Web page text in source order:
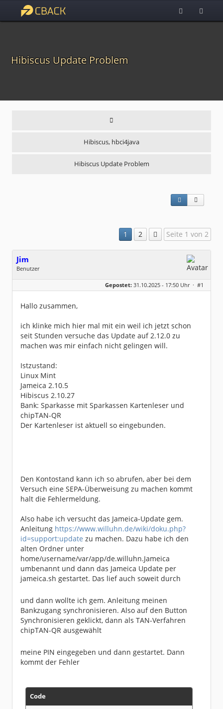
Hibiscus Update Problem
Hibiscus, hbci4java
Hibiscus Update Problem
1 2 Seite 1 von 2
Jim
Benutzer
Geschlecht:
keine Angabe
Dabei seit:
10 / 2025
Gepostet: 31.10.2025 - 17:50 Uhr · #1
Hallo zusammen,
ich klinke mich hier mal mit ein weil ich jetzt schon
seit Stunden versuche das Update auf 2.12.0 zu
machen was mir einfach nicht gelingen will.
Istzustand:
Linux Mint
Jameica 2.10.5
Hibiscus 2.10.27
Bank: Sparkasse mit Sparkassen Kartenleser und
chipTAN-QR
Der Kartenleser ist aktuell so eingebunden.
Den Kontostand kann ich so abrufen, aber bei dem
Versuch eine SEPA-Überweisung zu machen kommt
halt die Fehlermeldung.
Also habe ich versucht das Jameica-Update gem.
Anleitung https://www.willuhn.de/wiki/doku.php?
id=support:update zu machen. Dazu habe ich den
alten Ordner unter
home/username/var/app/de.willuhn.Jameica
umbenannt und dann das Jameica Update per
jameica.sh gestartet. Das lief auch soweit durch
und dann wollte ich gem. Anleitung meinen
Bankzugang synchronisieren. Also auf den Button
Synchronisieren geklickt, dann als TAN-Verfahren
chipTAN-QR ausgewählt
meine PIN eingegeben und dann gestartet. Dann
kommt der Fehler
Code